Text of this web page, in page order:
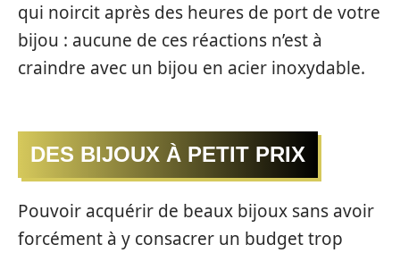
qui noircit après des heures de port de votre
bijou : aucune de ces réactions n’est à
craindre avec un bijou en acier inoxydable.
DES BIJOUX À PETIT PRIX
Pouvoir acquérir de beaux bijoux sans avoir
forcément à y consacrer un budget trop